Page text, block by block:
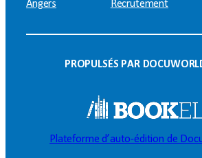
Angers
Recrutement
PROPULSÉS PAR
Plateforme d’auto-édition de